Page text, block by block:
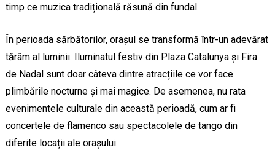
timp ce muzica tradițională răsună din fundal.
În perioada sărbătorilor, orașul se transformă într-un adevărat
tărâm al luminii. Iluminatul festiv din Plaza Catalunya și Fira
de Nadal sunt doar câteva dintre atracțiile ce vor face
plimbările nocturne și mai magice. De asemenea, nu rata
evenimentele culturale din această perioadă, cum ar fi
concertele de flamenco sau spectacolele de tango din
diferite locații ale orașului.